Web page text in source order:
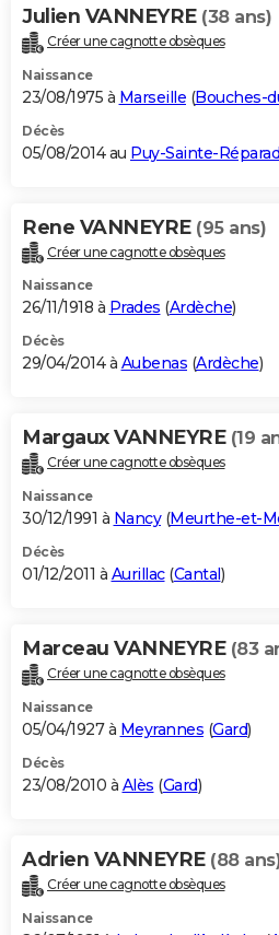
Julien VANNEYRE (38 ans)
Créer une cagnotte obsèques
Naissance
23/08/1975 à Marseille (Bouches-
Décès
05/08/2014 au Puy-Sainte-
Rene VANNEYRE (95 ans)
Créer une cagnotte obsèques
Naissance
26/11/1918 à Prades (Ardèche)
Décès
29/04/2014 à Aubenas (Ardèche)
Margaux VANNEYRE (19
Créer une cagnotte obsèques
Naissance
30/12/1991 à Nancy(Meurthe-et-
Décès
01/12/2011 à Aurillac(Cantal )
Marceau VANNEYRE (83
Créer une cagnotte obsèques
Naissance
05/04/1927 à Meyrannes (Gard)
Décès
23/08/2010 à Alès (Gard)
Adrien VANNEYRE (88
Créer une cagnotte obsèques
Naissance